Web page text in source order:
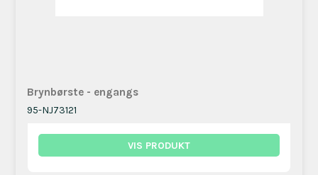
Brynbørste - engangs
95-NJ73121
VIS PRODUKT